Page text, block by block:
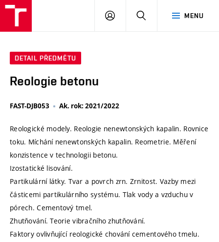
MENU
PŘIHLÁSIT
DETAIL PŘEDMĚTU
Reologie betonu
FAST-DJB053 Ak. rok: 2021/2022
Reologické modely. Reologie nenewtonských kapalin. Rovnice
toku. Míchání nenewtonských kapalin. Reometrie. Měření
konzistence v technologii betonu.
Izostatické lisování.
Partikulární látky. Tvar a povrch zrn. Zrnitost. Vazby mezi
částicemi partikulárního systému. Tlak vody a vzduchu v
pórech. Cementový tmel.
Zhutňování. Teorie vibračního zhutňování.
Faktory ovlivňující reologické chování cementového tmelu.